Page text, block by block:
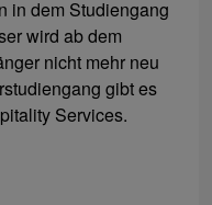
in dem Studiengang
wird ab dem
nicht mehr neu
gibt es
Services.